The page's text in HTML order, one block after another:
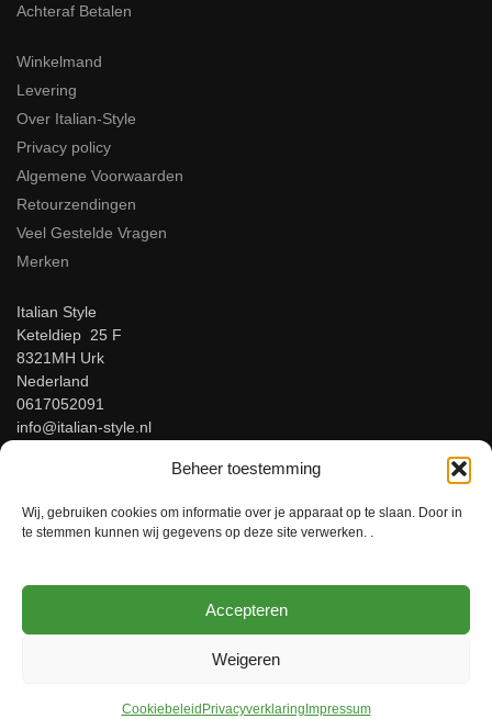
Beheer toestemming
Wij, gebruiken cookies om informatie over je apparaat op te slaan. Door in
te stemmen kunnen wij gegevens op deze site verwerken. .
Accepteren
Weigeren
Cookiebeleid Privacyverklaring Impressum
Achteraf Betalen
Winkelmand
Levering
Over Italian-Style
Privacy policy
Algemene Voorwaarden
Retourzendingen
Veel Gestelde Vragen
Merken
Italian Style
Keteldiep 25 F
8321MH Urk
Nederland
0617052091
info@italian-style.nl
BTW: NL866816483B01
Beoordeel ons op Google!